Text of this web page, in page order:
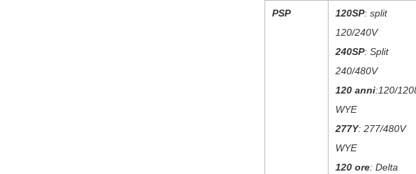
PSP 120SP: split
120/240V
240SP: Split
240/480V
120 anni:120/
WYE
277Y: 277/480V
WYE
120 ore: Delta